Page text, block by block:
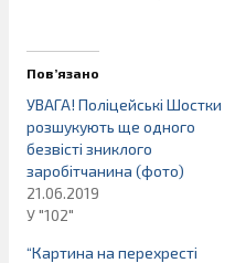
Пов’язано
УВАГА! Поліцейські Шостки
розшукують ще одного
безвісті зниклого
заробітчанина (фото)
21.06.2019
У "102"
“Картина на перехресті